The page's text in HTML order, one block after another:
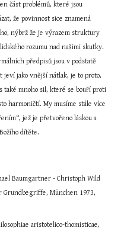
část problémů, které jsou
že povinnost sice znamená
nýbrž že je výrazem struktury
rozumu nad našimi skutky.
předpisů jsou v podstatě
jeví jako vnější nátlak, je to proto,
také mnoho sil, které se bouří proti
harmoničtí. My musíme stále více
jež je přetvořeno láskou a
dítěte.
Baumgartner - Christoph Wild
Grundbegriffe, München 1973,
aristotelico-thomisticae,